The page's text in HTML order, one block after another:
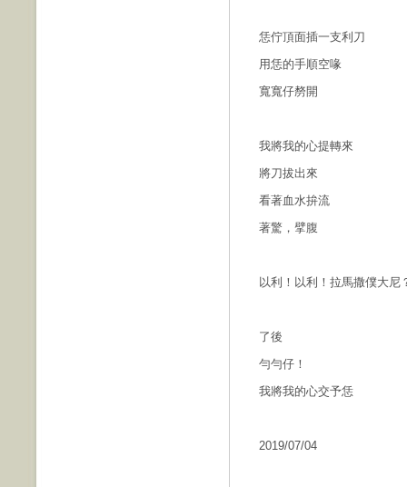
恁佇頂面插一支利刀
用恁的手順空喙
寬寬仔剺開
我將我的心提轉來
將刀拔出來
看著血水拚流
著驚，擘腹
以利！以利！拉馬撒僕大尼
了後
勻勻仔！
我將我的心交予恁
2019/07/04